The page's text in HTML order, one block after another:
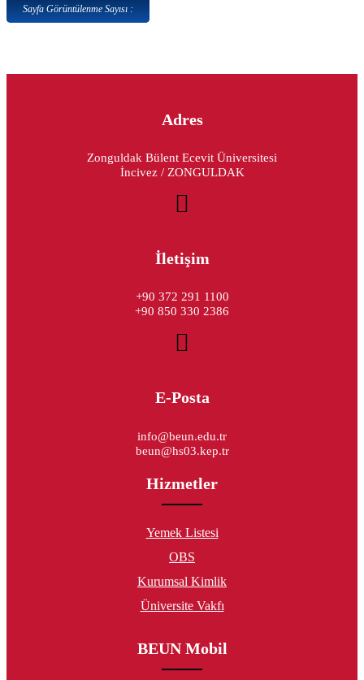
Sayfa Görüntülenme Sayısı :
Adres
Zonguldak Bülent Ecevit Üniversitesi
İncivez / ZONGULDAK
İletişim
+90 372 291 1100
+90 850 330 2386
E-Posta
info@beun.edu.tr
beun@hs03.kep.tr
Hizmetler
Yemek Listesi
OBS
Kurumsal Kimlik
Üniversite Vakfı
BEUN Mobil